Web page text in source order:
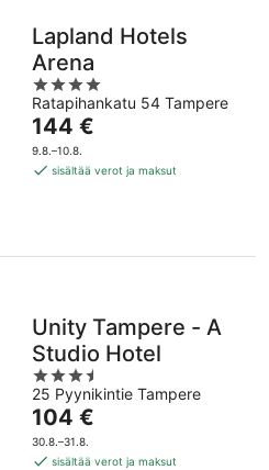
Lapland Hotels
Arena
4
out
of
5
Ratapihankatu 54 Tampere
Hinta
on
144 €
144 €
9.8.–10.8.
sisältää verot ja maksut
Unity Tampere - A
Studio Hotel
3.5
out
of
5
25 Pyynikintie Tampere
Hinta
on
104 €
104 €
30.8.–31.8.
sisältää verot ja maksut